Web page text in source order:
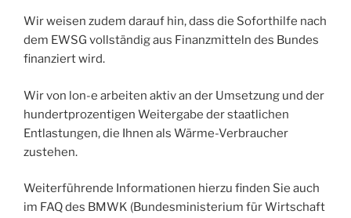
Wir weisen zudem darauf hin, dass die Soforthilfe nach
dem EWSG vollständig aus Finanzmitteln des Bundes
finanziert wird.
Wir von lon-e arbeiten aktiv an der Umsetzung und der
hundertprozentigen Weitergabe der staatlichen
Entlastungen, die Ihnen als Wärme-Verbraucher
zustehen.
Weiterführende Informationen hierzu finden Sie auch
im FAQ des BMWK (Bundesministerium für Wirtschaft